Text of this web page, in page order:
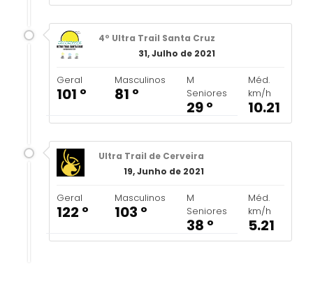
4º Ultra Trail Santa Cruz
31, Julho de 2021
Geral
101 º
Masculinos
81 º
M
Seniores
29 º
Méd.
km/h
10.21
Ultra Trail de Cerveira
19, Junho de 2021
Geral
122 º
Masculinos
103 º
M
Seniores
38 º
Méd.
km/h
5.21